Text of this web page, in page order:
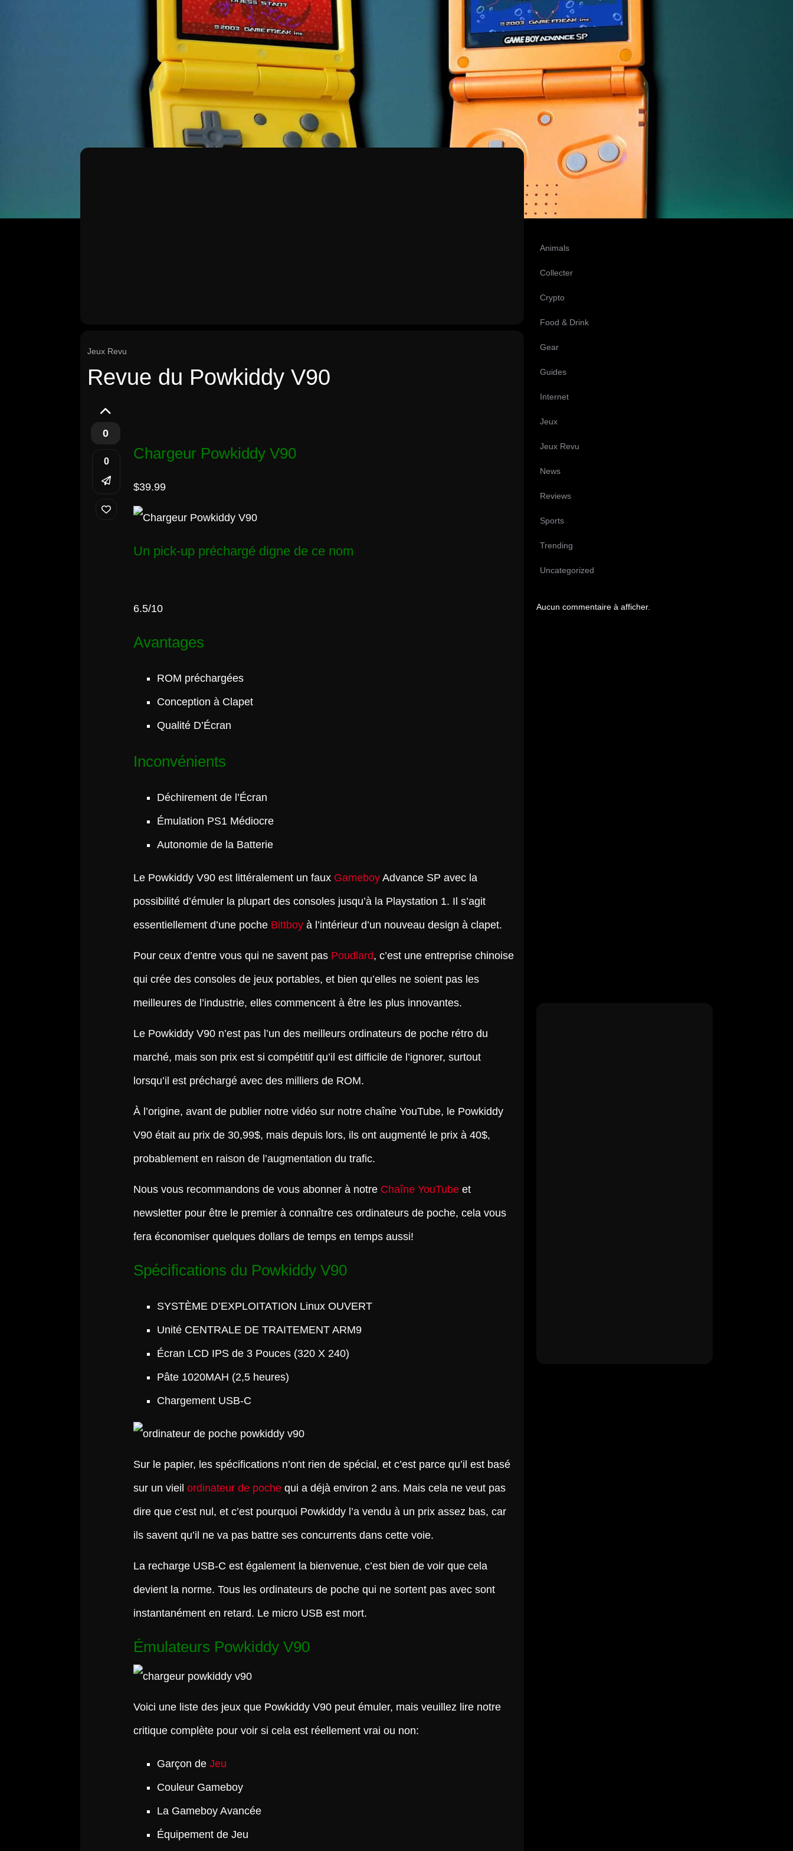
Jeux Revu
Revue du Powkiddy V90
0
0 Chargeur Powkiddy V90
$39.99
Un pick-up préchargé digne de ce nom
6.5/10
Avantages
ROM préchargées
Conception à Clapet
Qualité D’Écran
Inconvénients
Déchirement de l’Écran
Émulation PS1 Médiocre
Autonomie de la Batterie
Le Powkiddy V90 est littéralement un faux Gameboy Advance SP avec la
possibilité d’émuler la plupart des consoles jusqu’à la Playstation 1. Il s’agit
essentiellement d’une poche Bittboy à l’intérieur d’un nouveau design à clapet.
Pour ceux d’entre vous qui ne savent pas Poudlard, c’est une entreprise chinoise
qui crée des consoles de jeux portables, et bien qu’elles ne soient pas les
meilleures de l’industrie, elles commencent à être les plus innovantes.
Le Powkiddy V90 n’est pas l’un des meilleurs ordinateurs de poche rétro du
marché, mais son prix est si compétitif qu’il est difficile de l’ignorer, surtout
lorsqu’il est préchargé avec des milliers de ROM.
À l’origine, avant de publier notre vidéo sur notre chaîne YouTube, le Powkiddy
V90 était au prix de 30,99$, mais depuis lors, ils ont augmenté le prix à 40$,
probablement en raison de l’augmentation du trafic.
Nous vous recommandons de vous abonner à notre Chaîne YouTube et
newsletter pour être le premier à connaître ces ordinateurs de poche, cela vous
fera économiser quelques dollars de temps en temps aussi!
Spécifications du Powkiddy V90
SYSTÈME D’EXPLOITATION Linux OUVERT
Unité CENTRALE DE TRAITEMENT ARM9
Écran LCD IPS de 3 Pouces (320 X 240)
Pâte 1020MAH (2,5 heures)
Chargement USB-C
Sur le papier, les spécifications n’ont rien de spécial, et c’est parce qu’il est basé
sur un vieilordinateur de poche qui a déjà environ 2 ans. Mais cela ne veut pas
dire que c’est nul, et c’est pourquoi Powkiddy l’a vendu à un prix assez bas, car
ils savent qu’il ne va pas battre ses concurrents dans cette voie.
La recharge USB-C est également la bienvenue, c’est bien de voir que cela
devient la norme. Tous les ordinateurs de poche qui ne sortent pas avec sont
instantanément en retard. Le micro USB est mort.
Émulateurs Powkiddy V90
Voici une liste des jeux que Powkiddy V90 peut émuler, mais veuillez lire notre
critique complète pour voir si cela est réellement vrai ou non:
Garçon deJeu
Couleur Gameboy
La Gameboy Avancée
Équipement de Jeu
Animals
Collecter
Crypto
Food & Drink
Gear
Guides
Internet
Jeux
Jeux Revu
News
Reviews
Sports
Trending
Uncategorized
Aucun commentaire à afficher.